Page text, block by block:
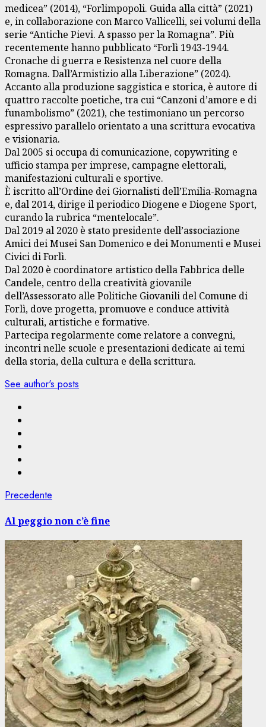
medicea” (2014), “Forlimpopoli. Guida alla città” (2021)
e, in collaborazione con Marco Vallicelli, sei volumi della
serie “Antiche Pievi. A spasso per la Romagna”. Più
recentemente hanno pubblicato “Forlì 1943-1944.
Cronache di guerra e Resistenza nel cuore della
Romagna. Dall’Armistizio alla Liberazione” (2024).
Accanto alla produzione saggistica e storica, è autore di
quattro raccolte poetiche, tra cui “Canzoni d’amore e di
funambolismo” (2021), che testimoniano un percorso
espressivo parallelo orientato a una scrittura evocativa
e visionaria.
Dal 2005 si occupa di comunicazione, copywriting e
ufficio stampa per imprese, campagne elettorali,
manifestazioni culturali e sportive.
È iscritto all’Ordine dei Giornalisti dell’Emilia-Romagna
e, dal 2014, dirige il periodico Diogene e Diogene Sport,
curando la rubrica “mentelocale”.
Dal 2019 al 2020 è stato presidente dell’associazione
Amici dei Musei San Domenico e dei Monumenti e Musei
Civici di Forlì.
Dal 2020 è coordinatore artistico della Fabbrica delle
Candele, centro della creatività giovanile
dell’Assessorato alle Politiche Giovanili del Comune di
Forlì, dove progetta, promuove e conduce attività
culturali, artistiche e formative.
Partecipa regolarmente come relatore a convegni,
incontri nelle scuole e presentazioni dedicate ai temi
della storia, della cultura e della scrittura.
See author's posts
Navigazione
articolo
Precedente
Al peggio non c’è fine